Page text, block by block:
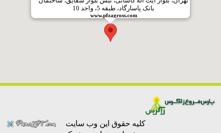
کلیه حقوق این وب سایت